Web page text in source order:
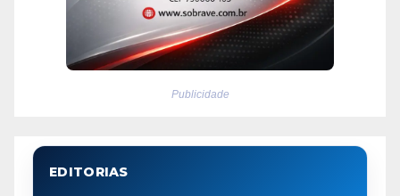
Publicidade